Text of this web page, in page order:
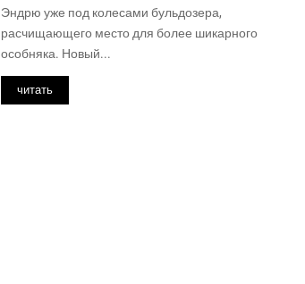
Эндрю уже под колесами бульдозера,
расчищающего место для более шикарного
особняка. Новый...
читать